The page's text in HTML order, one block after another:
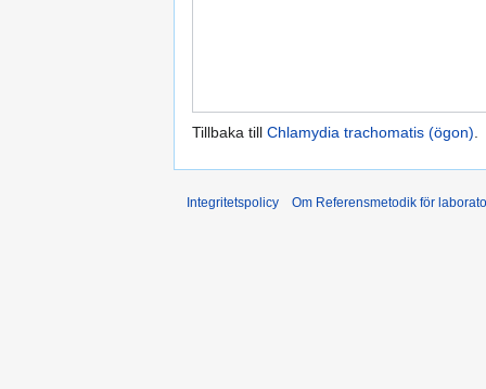
Tillbaka till Chlamydia trachomatis (ögon).
Integritetspolicy Om Referensmetodik för